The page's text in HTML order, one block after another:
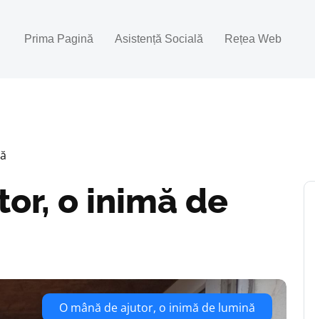
Prima Pagină Asistență Socială Rețea Web
o inimă de
O mână de ajutor, o inimă de lumină